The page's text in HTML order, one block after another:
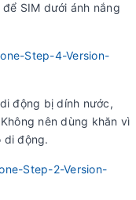
SIM dưới ánh nắng
động bị dính nước,
nên dùng khăn vì
di động.